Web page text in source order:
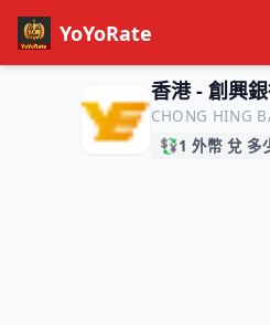
YoYoRate
香港 - 創興
CHONG HING
💱1 外幣 兌 多